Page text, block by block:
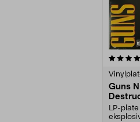
Guns
LP-plate